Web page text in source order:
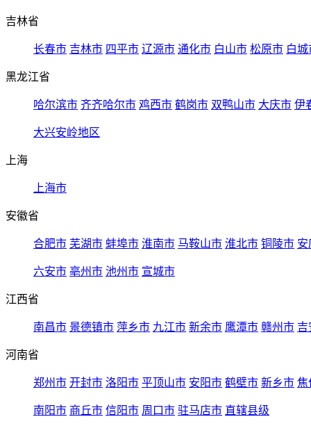
吉林省
长春市 吉林市 四平市 辽源市 通化市 白山市 松原市 白城
黑龙江省
哈尔滨市 齐齐哈尔市 鸡西市 鹤岗市 双鸭山市 大庆市 伊
大兴安岭地区
上海
上海市
安徽省
合肥市 芜湖市 蚌埠市 淮南市 马鞍山市 淮北市 铜陵市 安
六安市 亳州市 池州市 宣城市
江西省
南昌市 景德镇市 萍乡市 九江市 新余市 鹰潭市 赣州市 吉
河南省
郑州市 开封市 洛阳市 平顶山市 安阳市 鹤壁市 新乡市 焦
南阳市 商丘市 信阳市 周口市 驻马店市 直辖县级